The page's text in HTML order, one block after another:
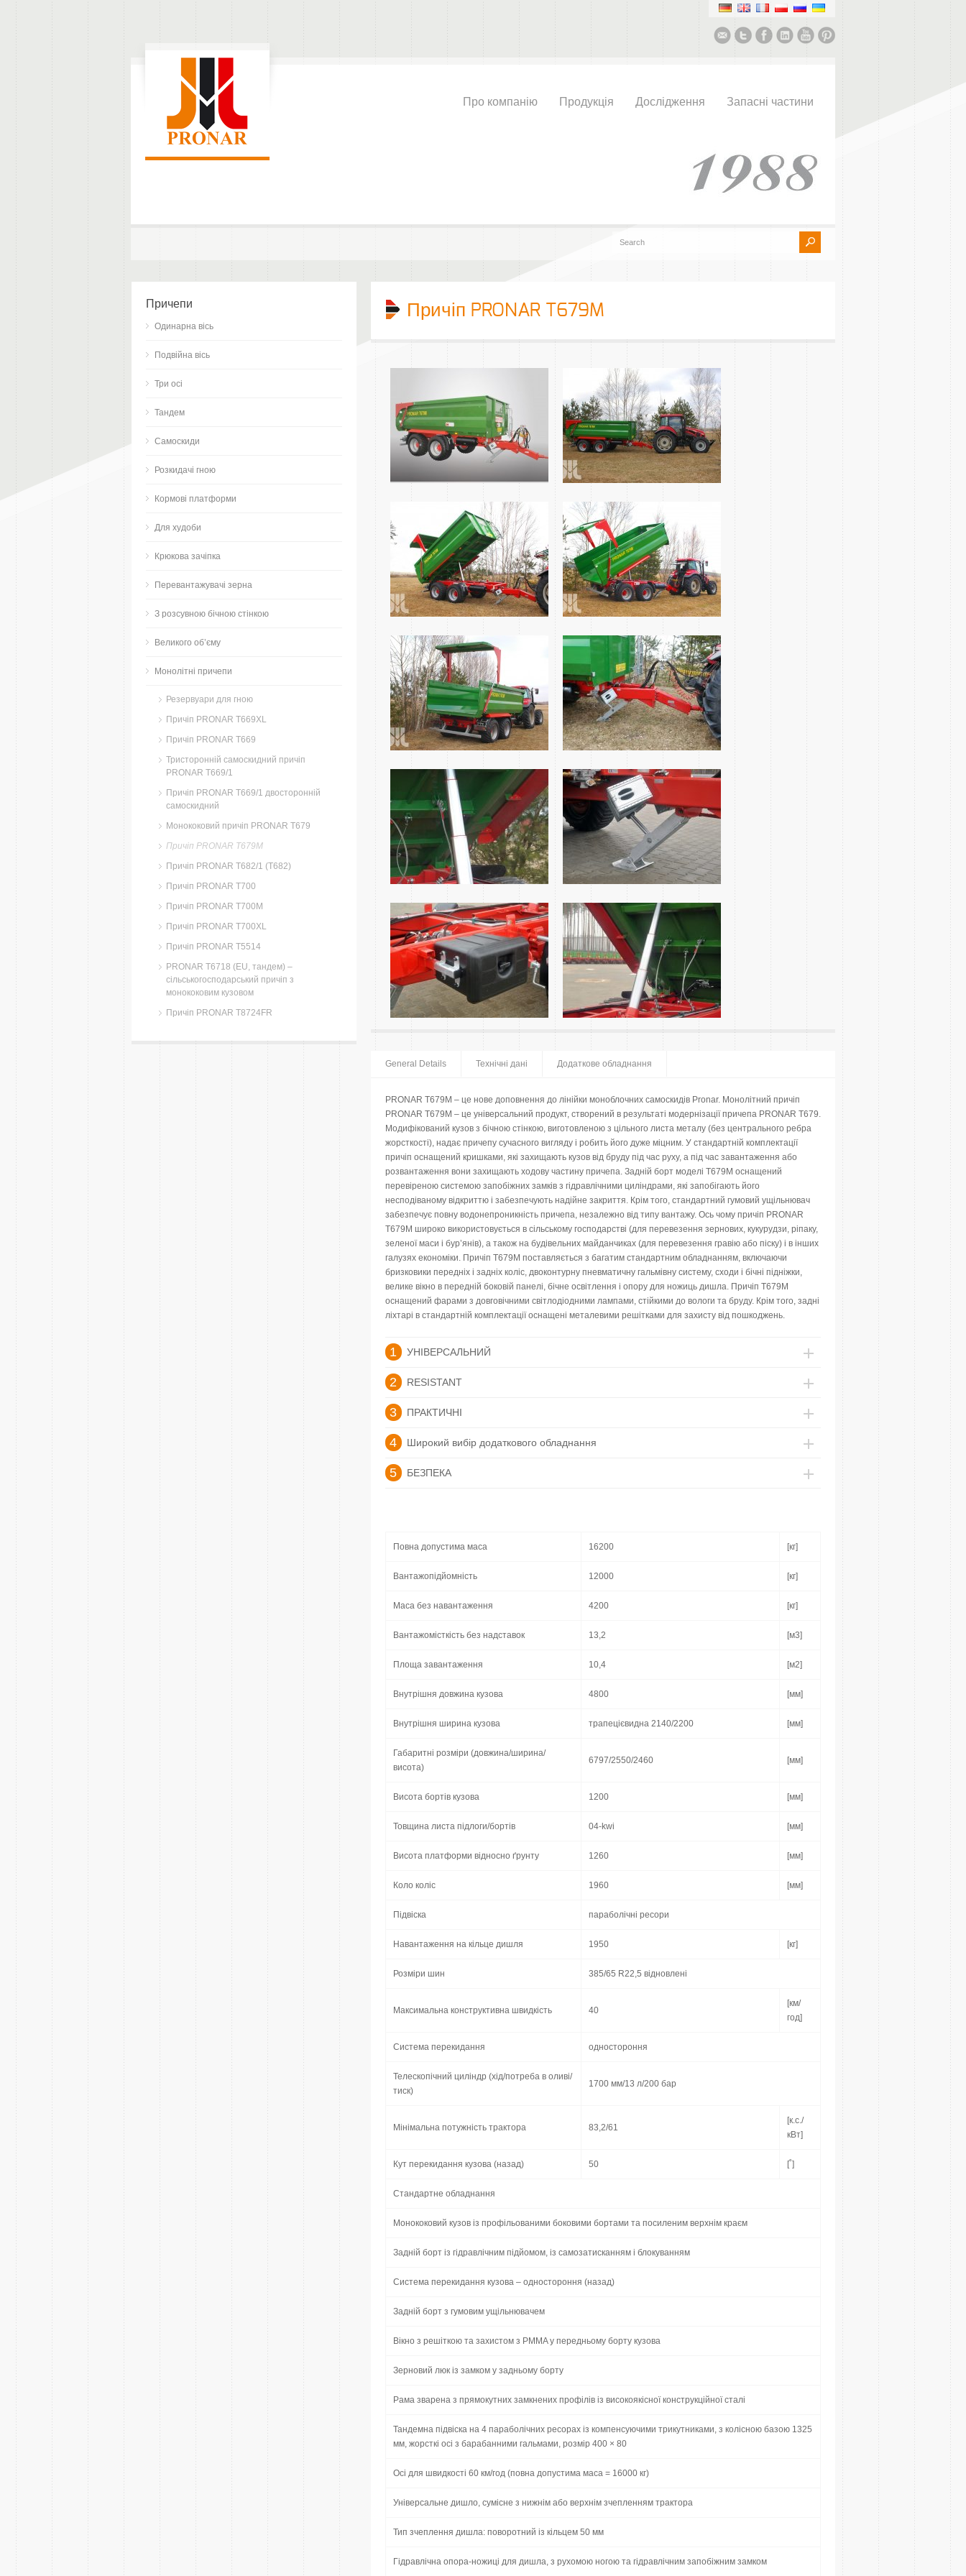
Про компанію Продукція Дослідження Запасні частини
Причіп PRONAR T679M
General Details Технічні дані Додаткове обладнання
PRONAR T679M – це нове доповнення до лінійки моноблочних самоскидів Pronar. Монолітний причіп
PRONAR T679M – це універсальний продукт, створений в результаті модернізації причепа PRONAR T679.
Модифікований кузов з бічною стінкою, виготовленою з цільного листа металу (без центрального ребра
жорсткості), надає причепу сучасного вигляду і робить його дуже міцним. У стандартній комплектації
причіп оснащений кришками, які захищають кузов від бруду під час руху, а під час завантаження або
розвантаження вони захищають ходову частину причепа. Задній борт моделі T679M оснащений
перевіреною системою запобіжних замків з гідравлічними циліндрами, які запобігають його
несподіваному відкриттю і забезпечують надійне закриття. Крім того, стандартний гумовий ущільнювач
забезпечує повну водонепроникність причепа, незалежно від типу вантажу. Ось чому причіп PRONAR
T679M широко використовується в сільському господарстві (для перевезення зернових, кукурудзи, ріпаку,
зеленої маси і бур’янів), а також на будівельних майданчиках (для перевезення гравію або піску) і в інших
галузях економіки. Причіп T679M поставляється з багатим стандартним обладнанням, включаючи
бризковики передніх і задніх коліс, двоконтурну пневматичну гальмівну систему, сходи і бічні підніжки,
велике вікно в передній боковій панелі, бічне освітлення і опору для ножиць дишла. Причіп T679M
оснащений фарами з довговічними світлодіодними лампами, стійкими до вологи та бруду. Крім того, задні
ліхтарі в стандартній комплектації оснащені металевими решітками для захисту від пошкоджень.
1 УНІВЕРСАЛЬНИЙ
2 RESISTANT
3 ПРАКТИЧНІ
4 Широкий вибір додаткового обладнання
5 БЕЗПЕКА
Повна допустима маса 16200 [кг]
Вантажопідйомність 12000 [кг]
Маса без навантаження 4200 [кг]
Вантажомісткість без надставок 13,2 [м3]
Площа завантаження 10,4 [м2]
Внутрішня довжина кузова 4800 [мм]
Внутрішня ширина кузова трапецієвидна 2140/2200 [мм]
Габаритні розміри (довжина/ширина/
висота)
6797/2550/2460 [мм]
Висота бортів кузова 1200 [мм]
Товщина листа підлоги/бортів 04-kwi [мм]
Висота платформи відносно ґрунту 1260 [мм]
Коло коліс 1960 [мм]
Підвіска параболічні ресори
Навантаження на кільце дишля 1950 [кг]
Розміри шин 385/65 R22,5 відновлені
Максимальна конструктивна швидкість 40
[км/
год]
Система перекидання одностороння
Телескопічний циліндр (хід/потреба в оливі/
тиск)
1700 мм/13 л/200 бар
Мінімальна потужність трактора 83,2/61
[к.с./
кВт]
Кут перекидання кузова (назад) 50 [˚]
Стандартне обладнання
Монококовий кузов із профільованими боковими бортами та посиленим верхнім краєм
Задній борт із гідравлічним підйомом, із самозатисканням і блокуванням
Система перекидання кузова – одностороння (назад)
Задній борт з гумовим ущільнювачем
Вікно з решіткою та захистом з PMMA у передньому борту кузова
Зерновий люк із замком у задньому борту
Рама зварена з прямокутних замкнених профілів із високоякісної конструкційної сталі
Тандемна підвіска на 4 параболічних ресорах із компенсуючими трикутниками, з колісною базою 1325
мм, жорсткі осі з барабанними гальмами, розмір 400 × 80
Осі для швидкості 60 км/год (повна допустима маса = 16000 кг)
Універсальне дишло, сумісне з нижнім або верхнім зчепленням трактора
Тип зчеплення дишла: поворотний із кільцем 50 мм
Гідравлічна опора-ножиці для дишла, з рухомою ногою та гідравлічним запобіжним замком
Причепи
Одинарна вісь
Подвійна вісь
Три осі
Тандем
Самоскиди
Розкидачі гною
Кормові платформи
Для худоби
Крюкова зачіпка
Перевантажувачі зерна
З розсувною бічною стінкою
Великого об’єму
Монолітні причепи
Резервуари для гною
Причіп PRONAR T669XL
Причіп PRONAR T669
Тристоронній самоскидний причіп
PRONAR T669/1
Причіп PRONAR T669/1 двосторонній
самоскидний
Монококовий причіп PRONAR T679
Причіп PRONAR T679M
Причіп PRONAR T682/1 (T682)
Причіп PRONAR T700
Причіп PRONAR T700M
Причіп PRONAR T700XL
Причіп PRONAR T5514
PRONAR T6718 (EU, тандем) –
сільськогосподарський причіп з
монококовим кузовом
Причіп PRONAR T8724FR